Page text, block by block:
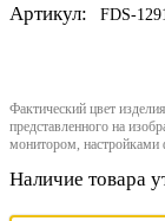
Артикул: FDS-
Фактический цвет
представленного на
монитором, настройками
Наличие товара